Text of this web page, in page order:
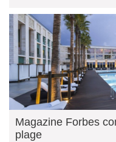
Magazine Forbes
plage